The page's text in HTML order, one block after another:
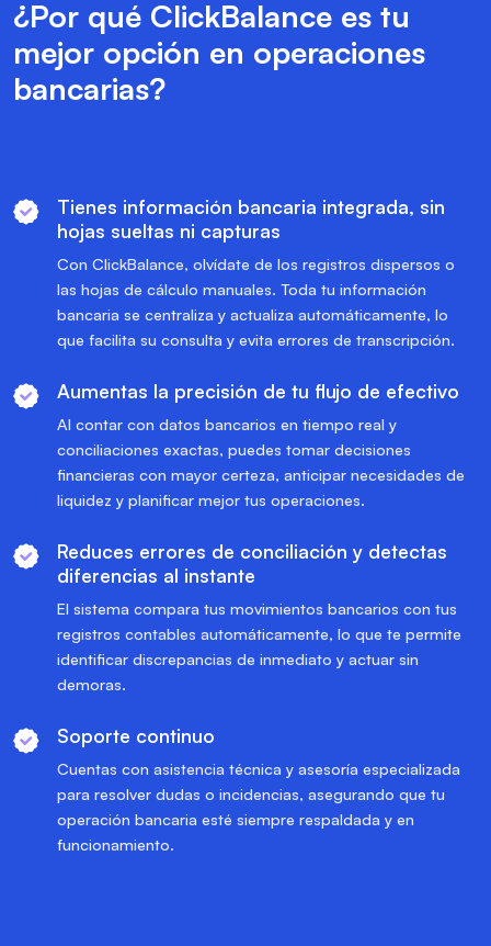
¿Por qué ClickBalance es tu
mejor opción en operaciones
bancarias?
Tienes información bancaria integrada, sin
hojas sueltas ni capturas
Con ClickBalance, olvídate de los registros dispersos o
las hojas de cálculo manuales. Toda tu información
bancaria se centraliza y actualiza automáticamente, lo
que facilita su consulta y evita errores de transcripción.
Aumentas la precisión de tu flujo de efectivo
Al contar con datos bancarios en tiempo real y
conciliaciones exactas, puedes tomar decisiones
financieras con mayor certeza, anticipar necesidades de
liquidez y planificar mejor tus operaciones.
Reduces errores de conciliación y detectas
diferencias al instante
El sistema compara tus movimientos bancarios con tus
registros contables automáticamente, lo que te permite
identificar discrepancias de inmediato y actuar sin
demoras.
Soporte continuo
Cuentas con asistencia técnica y asesoría especializada
para resolver dudas o incidencias, asegurando que tu
operación bancaria esté siempre respaldada y en
funcionamiento.